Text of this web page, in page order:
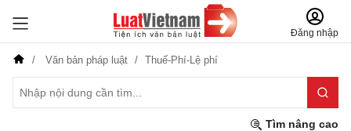
Đăng nhập
Văn bản pháp luật Thuế-Phí-Lệ phí
Tìm nâng cao